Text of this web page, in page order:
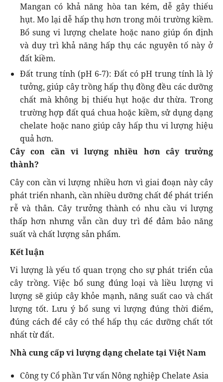
Mangan có khả năng hòa tan kém, dễ gây thiếu
hụt. Mo lại dễ hấp thụ hơn trong môi trường kiềm.
Bổ sung vi lượng chelate hoặc nano giúp ổn định
và duy trì khả năng hấp thụ các nguyên tố này ở
đất kiềm.
Đất trung tính (pH 6-7): Đất có pH trung tính là lý
tưởng, giúp cây trồng hấp thụ đồng đều các dưỡng
chất mà không bị thiếu hụt hoặc dư thừa. Trong
trường hợp đất quá chua hoặc kiềm, sử dụng dạng
chelate hoặc nano giúp cây hấp thu vi lượng hiệu
quả hơn.
Cây con cần vi lượng nhiều hơn cây trưởng
thành?
Cây con cần vi lượng nhiều hơn vì giai đoạn này cây
phát triển nhanh, cần nhiều dưỡng chất để phát triển
rễ và thân. Cây trưởng thành có nhu cầu vi lượng
thấp hơn nhưng vẫn cần duy trì để đảm bảo năng
suất và chất lượng sản phẩm.
Kết luận
Vi lượng là yếu tố quan trọng cho sự phát triển của
cây trồng. Việc bổ sung đúng loại và liều lượng vi
lượng sẽ giúp cây khỏe mạnh, năng suất cao và chất
lượng tốt. Lưu ý bổ sung vi lượng đúng thời điểm,
đúng cách để cây có thể hấp thụ các dưỡng chất tốt
nhất từ đất.
Nhà cung cấp vi lượng dạng chelate tại Việt Nam
Công ty Cổ phần Tư vấn Nông nghiệp Chelate Asia